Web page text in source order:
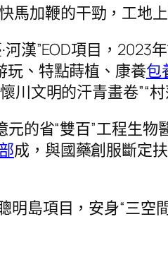
加鞭的干勁，工地
漢”EOD項目，
玩、特點蒔植、康養包
川文明的汗青畫卷”“
元的省“雙百”工程生
成，與國藥創服斷定
明島項目，安身“三